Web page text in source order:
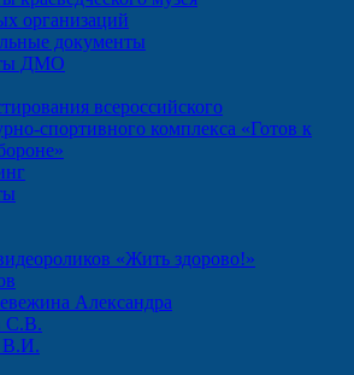
организаций
документы
ДМО
всероссийского
спортивного комплекса «Готов к
«Жить здорово!»
Александра
С.В.
В.И.